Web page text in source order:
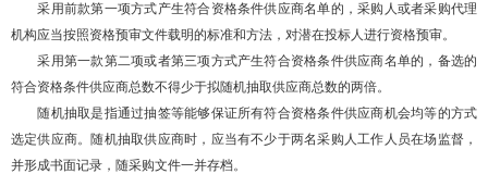
采用前款第一项方式产生符合资格条件供应商名单的，采购人或者采购代理
机构应当按照资格预审文件载明的标准和方法，对潜在投标人进行资格预审。
采用第一款第二项或者第三项方式产生符合资格条件供应商名单的，备选的
符合资格条件供应商总数不得少于拟随机抽取供应商总数的两倍。
随机抽取是指通过抽签等能够保证所有符合资格条件供应商机会均等的方式
选定供应商。随机抽取供应商时，应当有不少于两名采购人工作人员在场监督，
并形成书面记录，随采购文件一并存档。